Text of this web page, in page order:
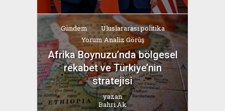
Gündem
Uluslararası politika
Yorum Analiz Görüş
Afrika Boynuzu’nda bölgesel
rekabet ve Türkiye’nin
stratejisi
yazan
Bahri Ak